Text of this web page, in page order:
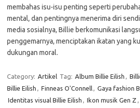
membahas isu-isu penting seperti
mental, dan pentingnya menerima diri
media sosialnya, Billie berkomunikasi
penggemarnya, menciptakan ikatan yang
dukungan moral.
Category: Artikel Tag: Album Billie Eilish ,
Billie Eilish , Finneas O'Connell, Gaya fashion
Identitas visual Billie Eilish , Ikon musik Gen Z ,